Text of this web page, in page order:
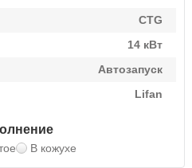
CTG
14 кВт
Автозапуск
Lifan
В кожухе